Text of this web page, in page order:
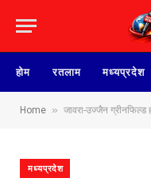
होम रतलाम मध्यप्रदेश
Home » जावरा-उज्जैन ग्रीनफिल्ड हाई-वे से
मध्यप्रदेश